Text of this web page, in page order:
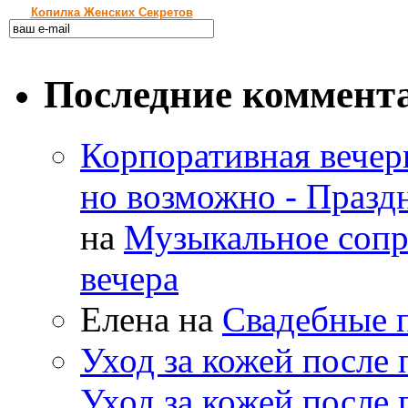
Копилка Женских Секретов
Последние
Корпоративная
но возможно -
на Музыкальное
вечера
Елена на Свадебные
Уход за кожей